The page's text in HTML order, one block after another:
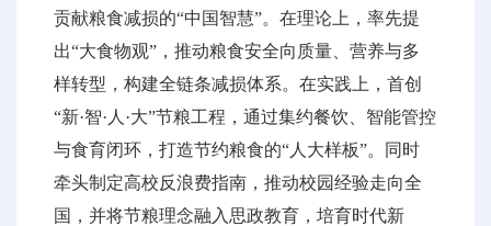
贡献粮食减损的“中国智慧”。在理论上，率先提
出“大食物观”，推动粮食安全向质量、营养与多
样转型，构建全链条减损体系。在实践上，首创
“新·智·人·大”节粮工程，通过集约餐饮、智能管控
与食育闭环，打造节约粮食的“人大样板”。同时
牵头制定高校反浪费指南，推动校园经验走向全
国，并将节粮理念融入思政教育，培育时代新